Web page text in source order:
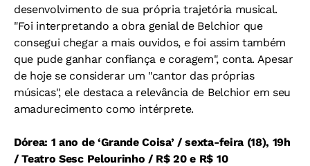
desenvolvimento de sua própria trajetória musical.
"Foi interpretando a obra genial de Belchior que
consegui chegar a mais ouvidos, e foi assim também
que pude ganhar confiança e coragem", conta. Apesar
de hoje se considerar um "cantor das próprias
músicas", ele destaca a relevância de Belchior em seu
amadurecimento como intérprete.
Dórea: 1 ano de ‘Grande Coisa’ / sexta-feira (18), 19h
/ Teatro Sesc Pelourinho / R$ 20 e R$ 10